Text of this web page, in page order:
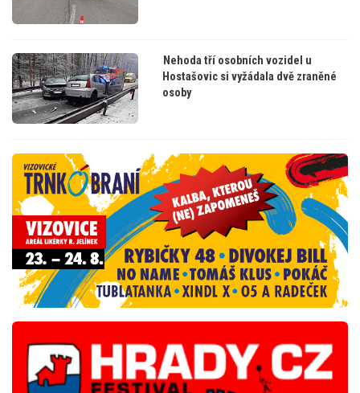
Nehoda tří osobních vozidel u
Hostašovic si vyžádala dvě zraněné
osoby